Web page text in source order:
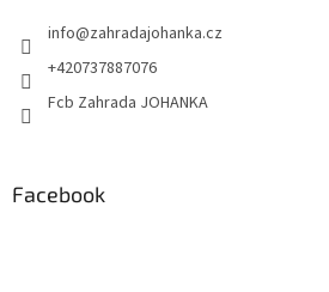
info@zahradajohanka.cz
+420737887076
Fcb Zahrada JOHANKA
Facebook